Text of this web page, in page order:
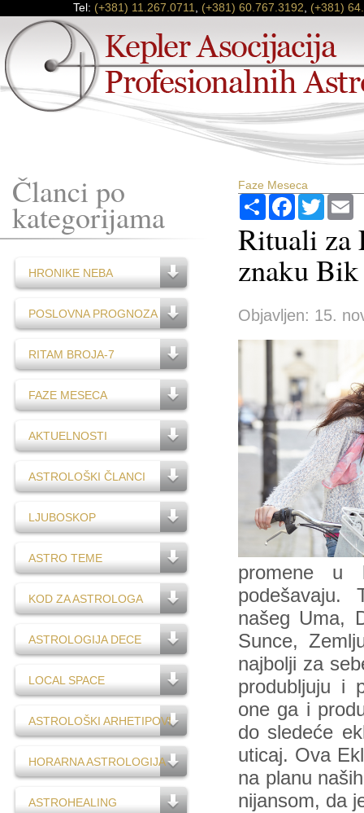
Tel: (+381) 11.267.0711 (+381) 60.767.3192 (+381)
Članci po
kategorijama
HRONIKE NEBA
POSLOVNA PROGNOZA
RITAM BROJA-7
FAZE MESECA
AKTUELNOSTI
ASTROLOŠKI ČLANCI
LJUBOSKOP
ASTRO TEME
KOD ZA ASTROLOGA
ASTROLOGIJA DECE
LOCAL SPACE
ASTROLOŠKI ARHETIPOVI
HORARNA ASTROLOGIJA
ASTROHEALING
Faze Meseca
PodijeliFacebook
Twitter
Rituali za
znaku Bik
Objavljen: 15.
promene u
podešavaju.
našeg Uma,
Sunce,
najbolji za
produbljuju i
one ga i
do sledeće
uticaj. Ova
na planu
nijansom, da